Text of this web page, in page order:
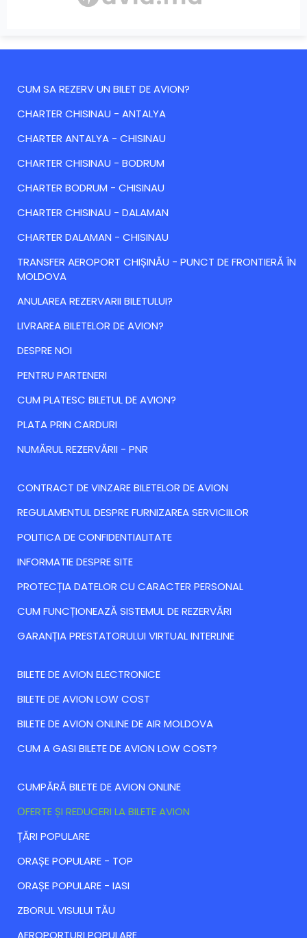
CUM SA REZERV UN BILET DE AVION?
CHARTER CHISINAU - ANTALYA
CHARTER ANTALYA - CHISINAU
CHARTER CHISINAU - BODRUM
CHARTER BODRUM - CHISINAU
CHARTER CHISINAU - DALAMAN
CHARTER DALAMAN - CHISINAU
TRANSFER AEROPORT CHIȘINĂU - PUNCT DE FRONTIERĂ ÎN
MOLDOVA
ANULAREA REZERVARII BILETULUI?
LIVRAREA BILETELOR DE AVION?
DESPRE NOI
PENTRU PARTENERI
CUM PLATESC BILETUL DE AVION?
PLATA PRIN CARDURI
NUMĂRUL REZERVĂRII - PNR
CONTRACT DE VINZARE BILETELOR DE AVION
REGULAMENTUL DESPRE FURNIZAREA SERVICIILOR
POLITICA DE CONFIDENTIALITATE
INFORMATIE DESPRE SITE
PROTECȚIA DATELOR CU CARACTER PERSONAL
CUM FUNCȚIONEAZĂ SISTEMUL DE REZERVĂRI
GARANȚIA PRESTATORULUI VIRTUAL INTERLINE
BILETE DE AVION ELECTRONICE
BILETE DE AVION LOW COST
BILETE DE AVION ONLINE DE AIR MOLDOVA
CUM A GASI BILETE DE AVION LOW COST?
CUMPĂRĂ BILETE DE AVION ONLINE
ОFERTE ȘI REDUCERI LA BILETE AVION
ȚĂRI POPULARE
ORAȘE POPULARE - TOP
ORAȘE POPULARE - IASI
ZBORUL VISULUI TĂU
AEROPORTURI POPULARE